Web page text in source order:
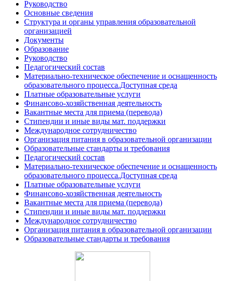
Руководство
Основные сведения
Структура и органы управления образовательной
организацией
Документы
Образование
Руководство
Педагогический состав
Материально-техническое обеспечение и оснащенность
образовательного процесса.Доступная среда
Платные образовательные услуги
Финансово-хозяйственная деятельность
Вакантные места для приема (перевода)
Стипендии и иные виды мат. поддержки
Международное сотрудничество
Организация питания в образовательной организации
Образовательные стандарты и требования
Педагогический состав
Материально-техническое обеспечение и оснащенность
образовательного процесса.Доступная среда
Платные образовательные услуги
Финансово-хозяйственная деятельность
Вакантные места для приема (перевода)
Стипендии и иные виды мат. поддержки
Международное сотрудничество
Организация питания в образовательной организации
Образовательные стандарты и требования